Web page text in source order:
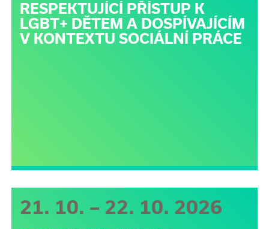
RESPEKTUJÍCÍ PŘÍSTUP K
LGBT+ DĚTEM A DOSPÍVAJÍCÍM
V KONTEXTU SOCIÁLNÍ PRÁCE
21. 10. – 22. 10. 2026